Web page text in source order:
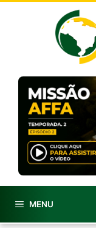
MENU